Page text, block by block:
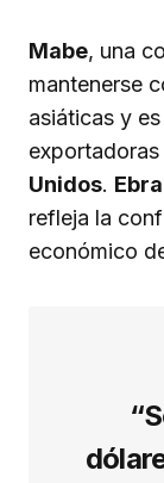
Mabe, una
mantenerse
asiáticas y
Unidos.
refleja la
económico